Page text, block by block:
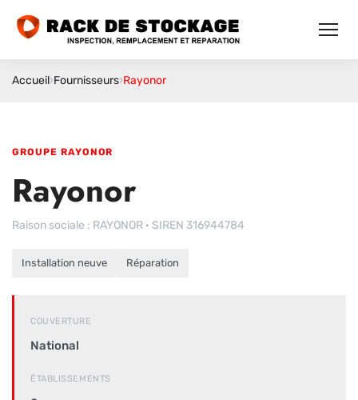
Accueil›Fournisseurs›Rayonor
GROUPE RAYONOR
Rayonor
Raison sociale : RAYONOR · SIREN 316944784
Installation neuve Réparation
COUVERTURE
National
ÉTABLISSEMENTS